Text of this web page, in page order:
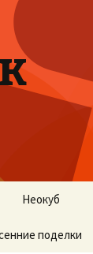
Неокуб
поделки